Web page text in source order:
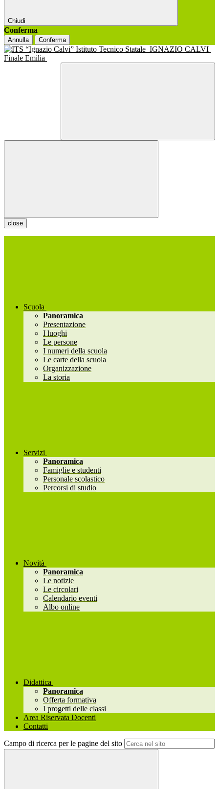
Chiudi
Conferma
Annulla Conferma
Istituto Tecnico Statale IGNAZIO CALVI
Finale Emilia
close
Scuola
Panoramica
Presentazione
I luoghi
Le persone
I numeri della scuola
Le carte della scuola
Organizzazione
La storia
Servizi
Panoramica
Famiglie e studenti
Personale scolastico
Percorsi di studio
Novità
Panoramica
Le notizie
Le circolari
Calendario eventi
Albo online
Didattica
Panoramica
Offerta formativa
I progetti delle classi
Area Riservata Docenti
Contatti
Campo di ricerca per le pagine del sito